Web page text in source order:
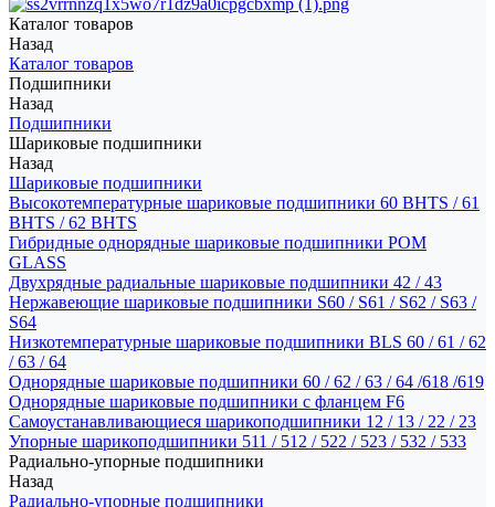
Каталог товаров
Назад
Каталог товаров
Подшипники
Назад
Подшипники
Шариковые подшипники
Назад
Шариковые подшипники
Высокотемпературные шариковые подшипники 60 BHTS / 61
BHTS / 62 BHTS
Гибридные однорядные шариковые подшипники POM
GLASS
Двухрядные радиальные шариковые подшипники 42 / 43
Нержавеющие шариковые подшипники S60 / S61 / S62 / S63 /
S64
Низкотемпературные шариковые подшипники BLS 60 / 61 / 62
/ 63 / 64
Однорядные шариковые подшипники 60 / 62 / 63 / 64 /618 /619
Однорядные шариковые подшипники с фланцем F6
Самоустанавливающиеся шарикоподшипники 12 / 13 / 22 / 23
Упорные шарикоподшипники 511 / 512 / 522 / 523 / 532 / 533
Радиально-упорные подшипники
Назад
Радиально-упорные подшипники